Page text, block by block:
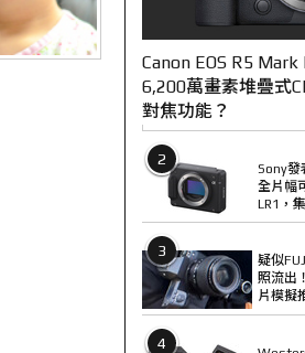
Canon EOS R5
6,200萬畫素堆疊式
對焦功能？
2
Sony發
全片幅
LR1，
3
疑似
照流出
片模擬
4